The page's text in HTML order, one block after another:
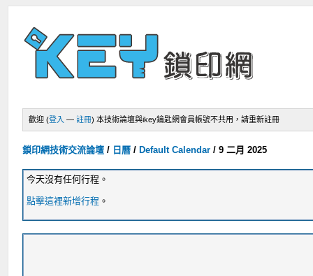
歡迎 (登入 —註冊) 本技術論壇與ikey鑰匙網會員帳號不共用，請重新註冊
鎖印網技術交流論壇 / 日曆 / Default Calendar /9 二月 2025
今天沒有任何行程。
點擊這裡新增行程 。